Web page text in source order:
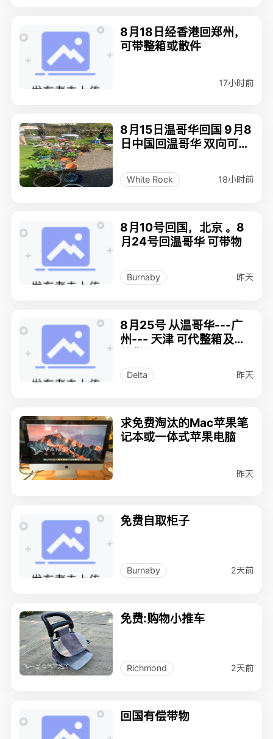
8月18日经香港回郑州，
可带整箱或散件
17小时前
8月15日温哥华回国 9月8
日中国回温哥华 双向可带
White Rock 18小时前
8月10号回国，北京 。8
月24号回温哥华 可带物
Burnaby 昨天
8月25号 从温哥华---广
州--- 天津 可代整箱及散
Delta 昨天
求免费淘汰的Mac苹果笔
记本或一体式苹果电脑
昨天
免费自取柜子
Burnaby 2天前
免费:购物小推车
Richmond 2天前
回国有偿带物